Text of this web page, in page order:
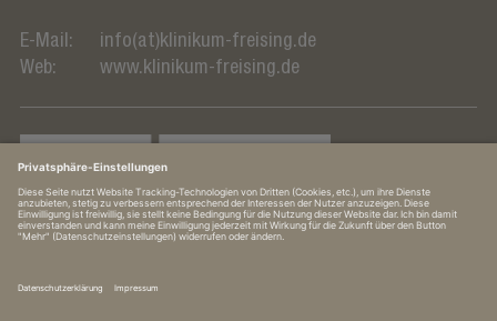
E-Mail:
info(at)klinikum-freising.de
Web:
www.klinikum-freising.de
In Kooperation mit TUM Klinikum Rechts der Isar